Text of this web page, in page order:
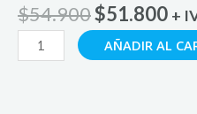
$54.900El
precio
original
$51.800El
+
Pieza
De
AÑADIR AL